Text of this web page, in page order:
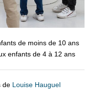
de moins de 10 ans
enfants de 4 à 12 ans
de Louise Hauguel